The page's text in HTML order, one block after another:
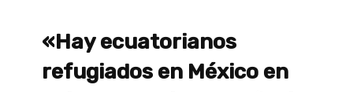
«Hay ecuatorianos
refugiados en México en